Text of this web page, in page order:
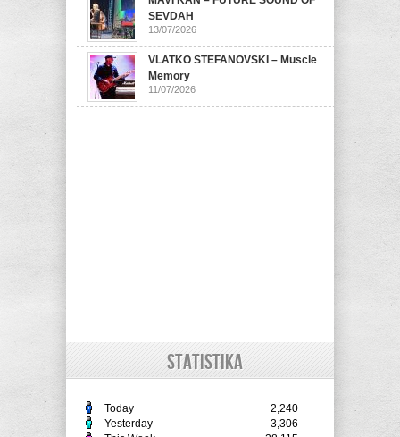
SEVDAH
13/07/2026
VLATKO STEFANOVSKI – Muscle
Memory
11/07/2026
STATISTIKA
Today
2,240
Yesterday
3,306